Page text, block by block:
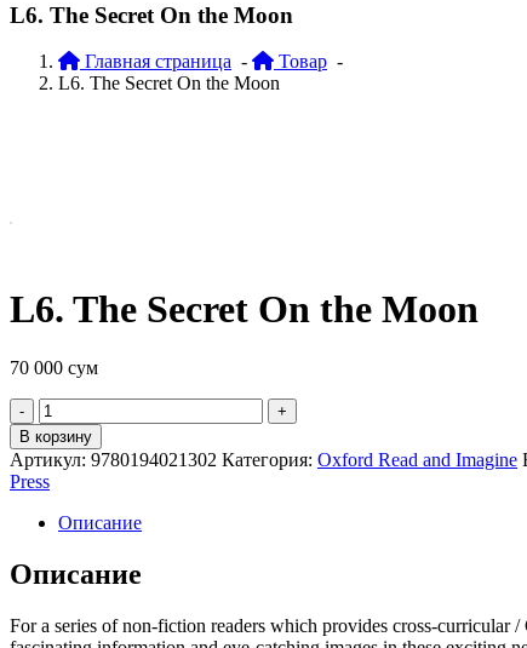
L6. The Secret On the Moon
Главная страница - Товар -
L6. The Secret On the Moon
L6. The Secret On the Moon
70 000 сум
Quantity
В корзину
Артикул: 9780194021302 Категория: Oxford Read and Imagine
Press
Описание
Описание
For a series of non-fiction readers which provides cross-